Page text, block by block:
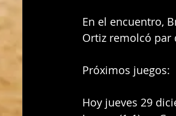
En el encuentro,
Ortiz remolcó par
Próximos juegos:
Hoy jueves 29